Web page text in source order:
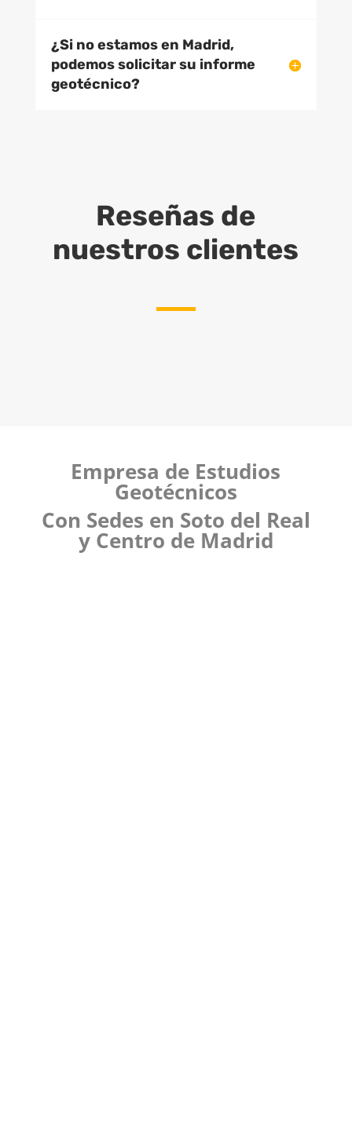
¿Si no estamos en Madrid,
podemos solicitar su informe
geotécnico?
Reseñas de
nuestros clientes
Empresa de Estudios
Geotécnicos
Con Sedes en Soto del Real
y Centro de Madrid